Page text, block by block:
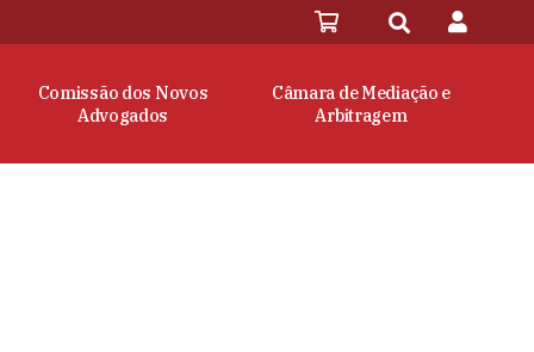
Comissão dos Novos
Advogados
Câmara de Mediação e
Arbitragem